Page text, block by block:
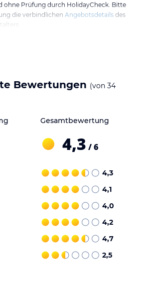
ohne Prüfung durch HolidayCheck. Bitte
die verbindlichen Angebotsdetails des
Bewertungen (von 34
Gesamtbewertung
4,3 / 6
4,3
4,1
4,0
4,2
4,7
2,5